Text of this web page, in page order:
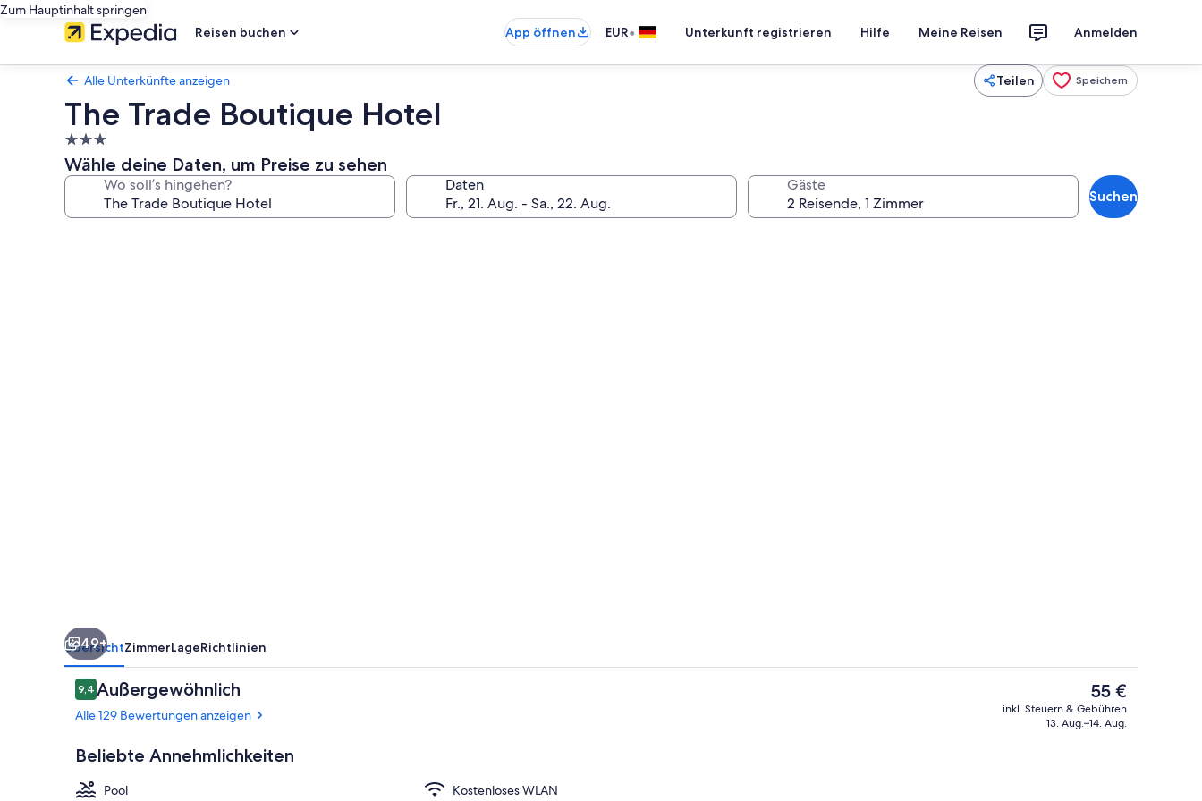
Zum Hauptinhalt springen
Reisen buchen
App öffnen EUR• Unterkunft registrieren Hilfe Meine Reisen Anmelden
Alle Unterkünfte anzeigen Teilen Speichern
The Trade Boutique Hotel
3.0-
Sterne-
Unterkunft
Wähle deine Daten, um Preise zu sehen
Wo soll’s hingehen? Daten Gäste
Suchen
Terrasse/Patio
49+
ÜbersichtZimmerLageRichtlinien
Bewertungen
9,49,4 von 10.
Außergewöhnlich
Alle 129 Bewertungen anzeigen
Beliebte Annehmlichkeiten
Pool
Kostenloses WLAN
Der
aktuelle
Preis
55 €
inkl. Steuern & Gebühren
13. Aug.–14. Aug.